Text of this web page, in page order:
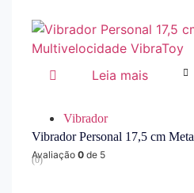
Leia mais
Vibrador
Vibrador Personal 17,5 cm Meta
Avaliação 0 de 5
(0)